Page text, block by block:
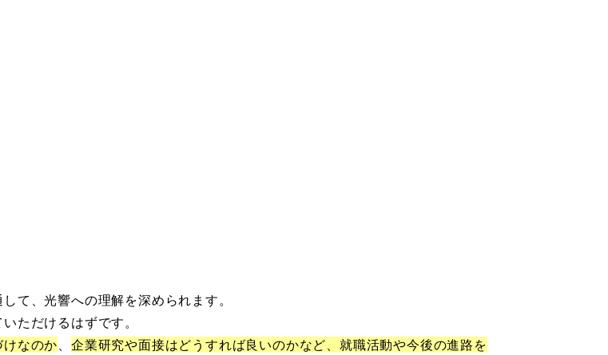
て、光響への理解を深められます。
ただけるはずです。
なのか、企業研究や面接はどうすれば良いのかなど、就職活動や今後の進路を